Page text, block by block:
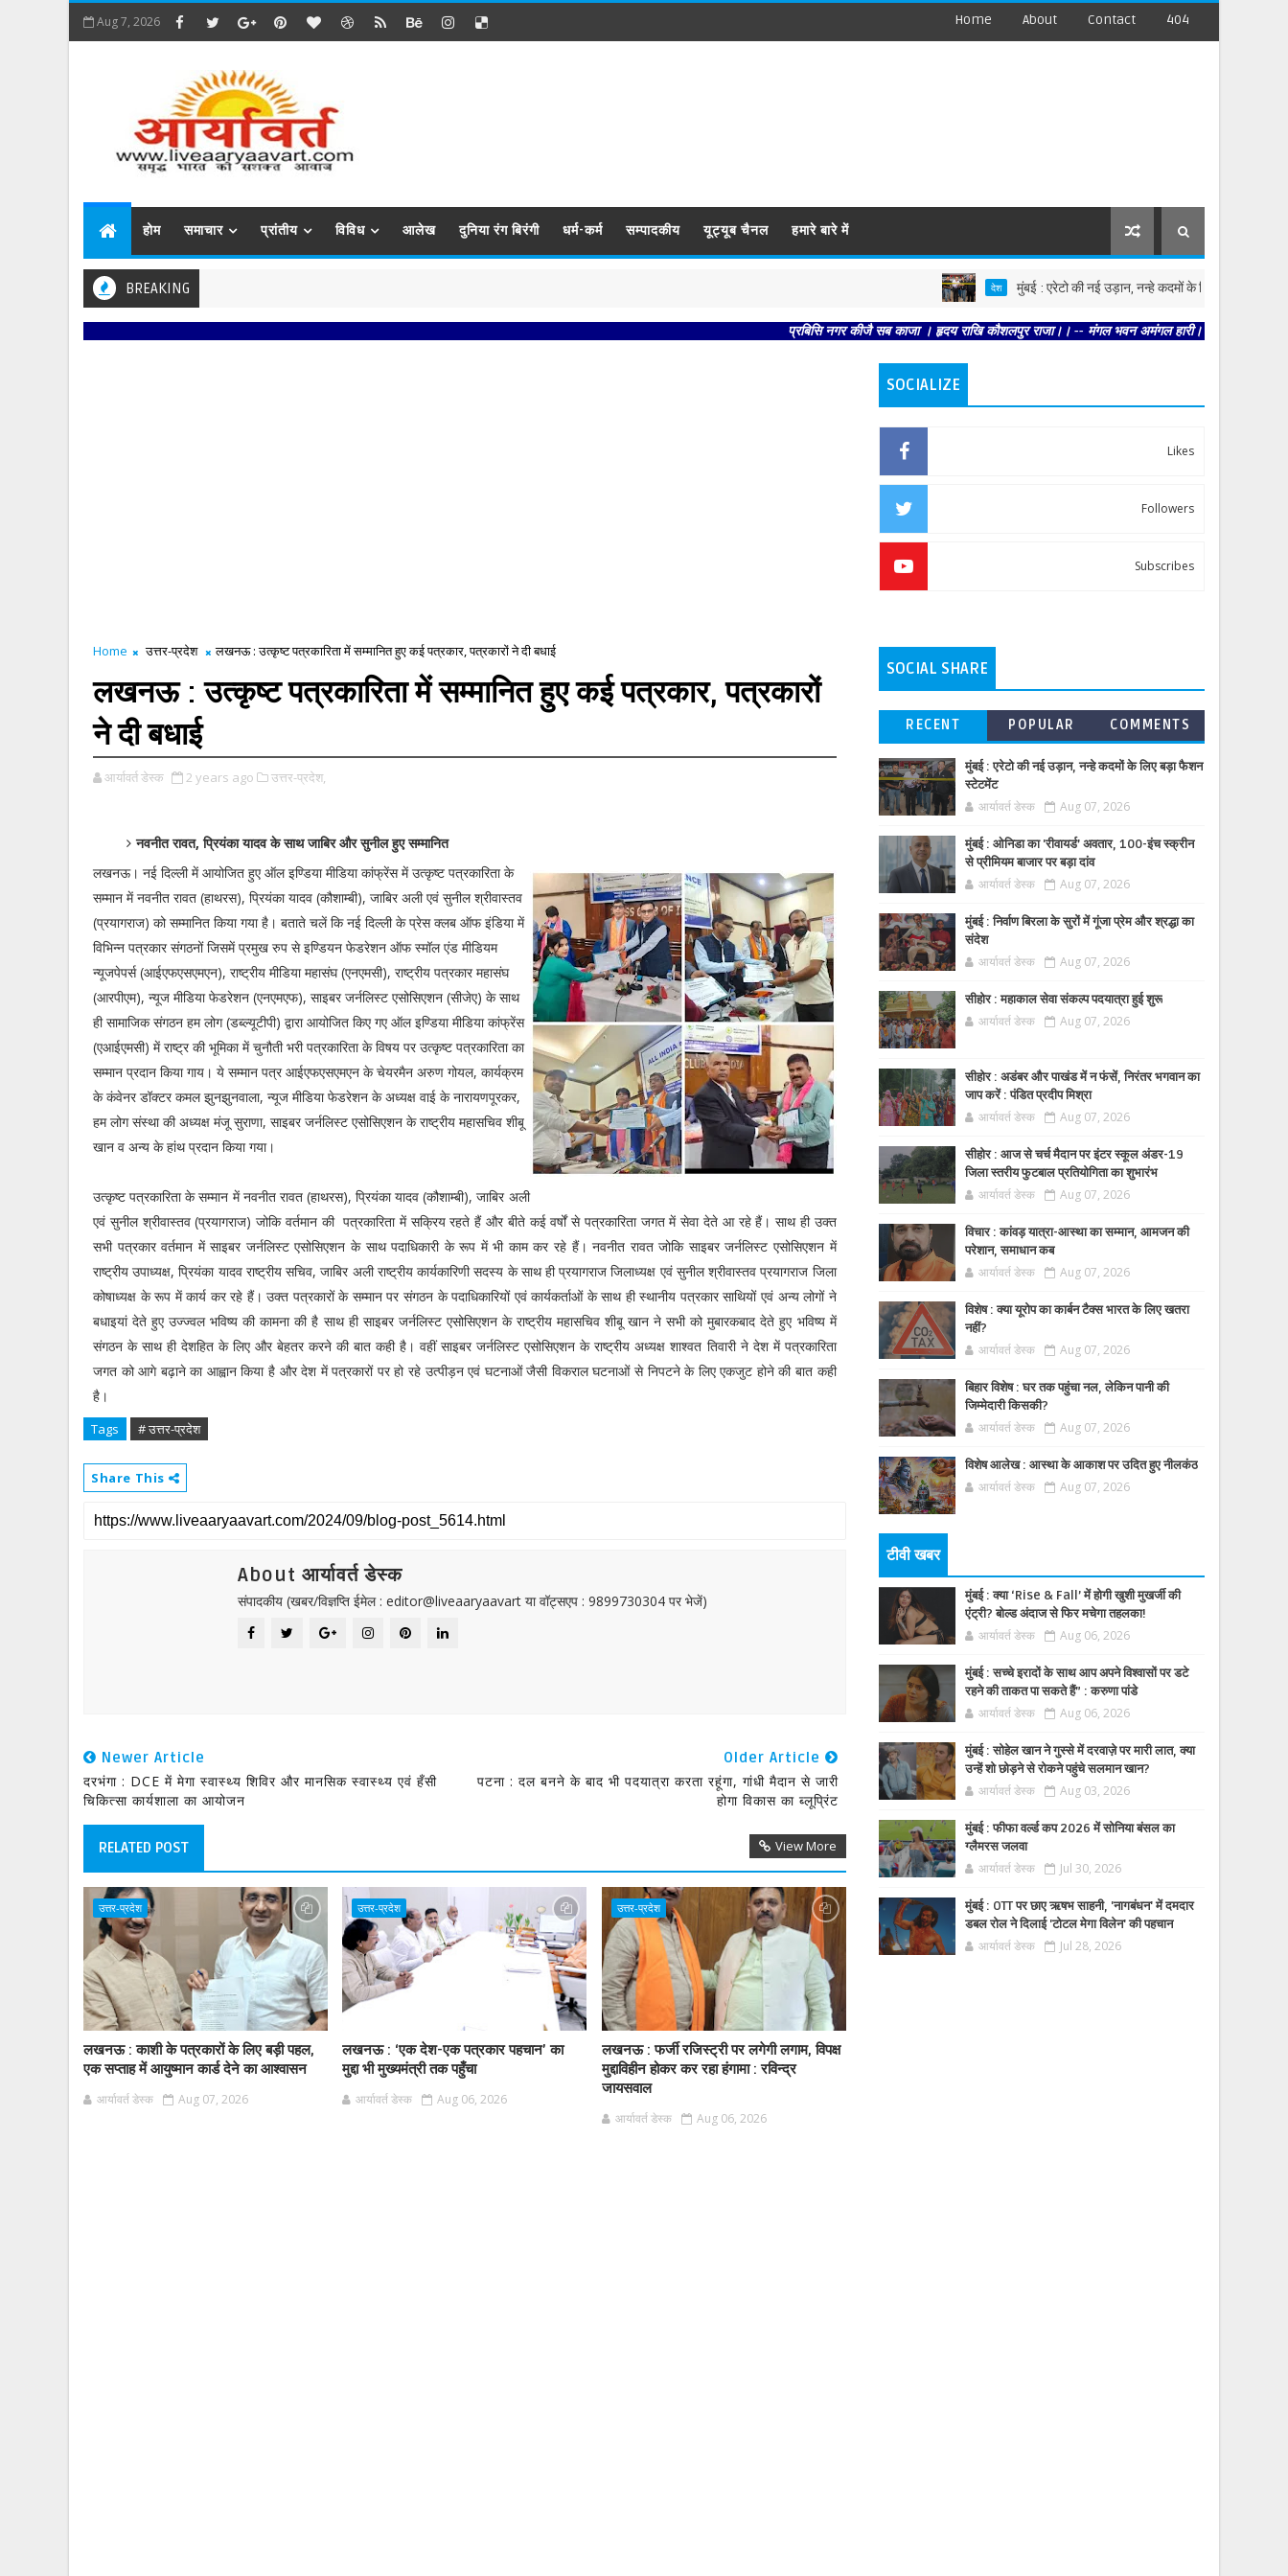
Aug 7, 2026 Home About Contact 404
होम समाचार प्रांतीय विविध आलेख दुनिया रंग बिरंगी धर्म-कर्म सम्पादकीय यूट्यूब चैनल हमारे बारे में
BREAKING देश मुंबई : एरेटो की नई उड़ान, नन्हे कदमों के लिए बड़ा फैशन स्टेटमेंट
प्रबिसि नगर कीजै सब काजा । हृदय राखि कौशलपुर राजा।। -- मंगल भवन अमंगल हारी। द्रवहु सुदसरथ अजिर
Home उत्तर-प्रदेश लखनऊ : उत्कृष्ट पत्रकारिता में सम्मानित हुए कई पत्रकार, पत्रकारों ने दी बधाई
लखनऊ : उत्कृष्ट पत्रकारिता में सम्मानित हुए कई पत्रकार, पत्रकारों
ने दी बधाई
आर्यावर्त डेस्क 2 years ago उत्तर-प्रदेश,
नवनीत रावत, प्रियंका यादव के साथ जाबिर और सुनील हुए सम्मानित
लखनऊ। नई दिल्ली में आयोजित हुए ऑल इण्डिया मीडिया कांफ्रेंस में उत्कृष्ट पत्रकारिता के
सम्मान में नवनीत रावत (हाथरस), प्रियंका यादव (कौशाम्बी), जाबिर अली एवं सुनील श्रीवास्तव
(प्रयागराज) को सम्मानित किया गया है। बताते चलें कि नई दिल्ली के प्रेस क्लब ऑफ इंडिया में
विभिन्न पत्रकार संगठनों जिसमें प्रमुख रुप से इण्डियन फेडरेशन ऑफ स्मॉल एंड मीडियम
न्यूजपेपर्स (आईएफएसएमएन), राष्ट्रीय मीडिया महासंघ (एनएमसी), राष्ट्रीय पत्रकार महासंघ
(आरपीएम), न्यूज मीडिया फेडरेशन (एनएमएफ), साइबर जर्नलिस्ट एसोसिएशन (सीजेए) के साथ
ही सामाजिक संगठन हम लोग (डब्ल्यूटीपी) द्वारा आयोजित किए गए ऑल इण्डिया मीडिया कांफ्रेंस
(एआईएमसी) में राष्ट्र की भूमिका में चुनौती भरी पत्रकारिता के विषय पर उत्कृष्ट पत्रकारिता का
सम्मान प्रदान किया गाय। ये सम्मान पत्र आईएफएसएमएन के चेयरमैन अरुण गोयल, कार्यक्रम
के कंवेनर डॉक्टर कमल झुनझुनवाला, न्यूज मीडिया फेडरेशन के अध्यक्ष वाई के नारायणपूरकर,
हम लोग संस्था की अध्यक्ष मंजू सुराणा, साइबर जर्नलिस्ट एसोसिएशन के राष्ट्रीय महासचिव शीबू
खान व अन्य के हांथ प्रदान किया गया।
उत्कृष्ट पत्रकारिता के सम्मान में नवनीत रावत (हाथरस), प्रियंका यादव (कौशाम्बी), जाबिर अली
एवं सुनील श्रीवास्तव (प्रयागराज) जोकि वर्तमान की पत्रकारिता में सक्रिय रहते हैं और बीते कई वर्षों से पत्रकारिता जगत में सेवा देते आ रहे हैं। साथ ही उक्त
सभी पत्रकार वर्तमान में साइबर जर्नलिस्ट एसोसिएशन के साथ पदाधिकारी के रूप में भी काम कर रहे हैं। नवनीत रावत जोकि साइबर जर्नलिस्ट एसोसिएशन में
राष्ट्रीय उपाध्यक्ष, प्रियंका यादव राष्ट्रीय सचिव, जाबिर अली राष्ट्रीय कार्यकारिणी सदस्य के साथ ही प्रयागराज जिलाध्यक्ष एवं सुनील श्रीवास्तव प्रयागराज जिला
कोषाध्यक्ष के रूप में कार्य कर रहे हैं। उक्त पत्रकारों के सम्मान पर संगठन के पदाधिकारियों एवं कार्यकर्ताओं के साथ ही स्थानीय पत्रकार साथियों एवं अन्य लोगों ने
बधाइयां देते हुए उज्ज्वल भविष्य की कामना की है साथ ही साइबर जर्नलिस्ट एसोसिएशन के राष्ट्रीय महासचिव शीबू खान ने सभी को मुबारकबाद देते हुए भविष्य में
संगठन के साथ ही देशहित के लिए और बेहतर करने की बात कही है। वहीं साइबर जर्नलिस्ट एसोसिएशन के राष्ट्रीय अध्यक्ष शाश्वत तिवारी ने देश में पत्रकारिता
जगत को आगे बढ़ाने का आह्वान किया है और देश में पत्रकारों पर हो रहे उत्पीड़न एवं घटनाओं जैसी विकराल घटनाओं से निपटने के लिए एकजुट होने की बात कही
है।
Tags # उत्तर-प्रदेश
Share This
About आर्यावर्त डेस्क
संपादकीय (खबर/विज्ञप्ति ईमेल : editor@liveaaryaavart या वॉट्सएप : 9899730304 पर भेजें)
Newer Article
दरभंगा : DCE में मेगा स्वास्थ्य शिविर और मानसिक स्वास्थ्य एवं हँसी
चिकित्सा कार्यशाला का आयोजन
Older Article
पटना : दल बनने के बाद भी पदयात्रा करता रहूंगा, गांधी मैदान से जारी
होगा विकास का ब्लूप्रिंट
RELATED POST View More
उत्तर-प्रदेश
लखनऊ : काशी के पत्रकारों के लिए बड़ी पहल,
एक सप्ताह में आयुष्मान कार्ड देने का आश्वासन
आर्यावर्त डेस्क Aug 07, 2026
उत्तर-प्रदेश
लखनऊ : ‘एक देश-एक पत्रकार पहचान’ का
मुद्दा भी मुख्यमंत्री तक पहुँचा
आर्यावर्त डेस्क Aug 06, 2026
उत्तर-प्रदेश
लखनऊ : फर्जी रजिस्ट्री पर लगेगी लगाम, विपक्ष
मुद्दाविहीन होकर कर रहा हंगामा : रविन्द्र
जायसवाल
आर्यावर्त डेस्क Aug 06, 2026
SOCIALIZE
Likes
Followers
Subscribes
SOCIAL SHARE
RECENT POPULAR COMMENTS
मुंबई : एरेटो की नई उड़ान, नन्हे कदमों के लिए बड़ा फैशन
स्टेटमेंट
आर्यावर्त डेस्क Aug 07, 2026
मुंबई : ओनिडा का 'रीवायर्ड’ अवतार, 100-इंच स्क्रीन
से प्रीमियम बाजार पर बड़ा दांव
आर्यावर्त डेस्क Aug 07, 2026
मुंबई : निर्वाण बिरला के सुरों में गूंजा प्रेम और श्रद्धा का
संदेश
आर्यावर्त डेस्क Aug 07, 2026
सीहोर : महाकाल सेवा संकल्प पदयात्रा हुई शुरू
आर्यावर्त डेस्क Aug 07, 2026
सीहोर : अडंबर और पाखंड में न फंसें, निरंतर भगवान का
जाप करें : पंडित प्रदीप मिश्रा
आर्यावर्त डेस्क Aug 07, 2026
सीहोर : आज से चर्च मैदान पर इंटर स्कूल अंडर-19
जिला स्तरीय फुटबाल प्रतियोगिता का शुभारंभ
आर्यावर्त डेस्क Aug 07, 2026
विचार : कांवड़ यात्रा-आस्था का सम्मान, आमजन की
परेशान, समाधान कब
आर्यावर्त डेस्क Aug 07, 2026
विशेष : क्या यूरोप का कार्बन टैक्स भारत के लिए खतरा
नहीं?
आर्यावर्त डेस्क Aug 07, 2026
बिहार विशेष : घर तक पहुंचा नल, लेकिन पानी की
जिम्मेदारी किसकी?
आर्यावर्त डेस्क Aug 07, 2026
विशेष आलेख : आस्था के आकाश पर उदित हुए नीलकंठ
आर्यावर्त डेस्क Aug 07, 2026
टीवी खबर
मुंबई : क्या ‘Rise & Fall’ में होगी खुशी मुखर्जी की
एंट्री? बोल्ड अंदाज से फिर मचेगा तहलका!
आर्यावर्त डेस्क Aug 06, 2026
मुंबई : सच्चे इरादों के साथ आप अपने विश्वासों पर डटे
रहने की ताकत पा सकते हैं” : करुणा पांडे
आर्यावर्त डेस्क Aug 06, 2026
मुंबई : सोहेल खान ने गुस्से में दरवाज़े पर मारी लात, क्या
उन्हें शो छोड़ने से रोकने पहुंचे सलमान खान?
आर्यावर्त डेस्क Aug 03, 2026
मुंबई : फीफा वर्ल्ड कप 2026 में सोनिया बंसल का
ग्लैमरस जलवा
आर्यावर्त डेस्क Jul 30, 2026
मुंबई : OTT पर छाए ऋषभ साहनी, 'नागबंधन' में दमदार
डबल रोल ने दिलाई 'टोटल मेगा विलेन' की पहचान
आर्यावर्त डेस्क Jul 28, 2026